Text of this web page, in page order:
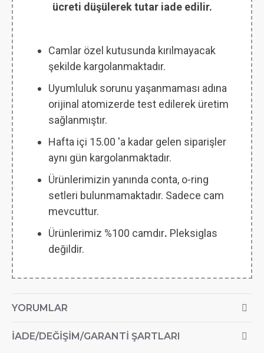
ücreti düşülerek tutar iade edilir.
Camlar özel kutusunda kırılmayacak
şekilde kargolanmaktadır.
Uyumluluk sorunu yaşanmaması adına
orijinal atomizerde test edilerek üretim
sağlanmıştır.
Hafta içi 15.00 'a kadar gelen siparişler
aynı gün kargolanmaktadır.
Ürünlerimizin yanında conta, o-ring
setleri bulunmamaktadır. Sadece cam
mevcuttur.
Ürünlerimiz %100 camdır. Pleksiglas
değildir.
YORUMLAR
İADE/DEĞIŞIM/GARANTI ŞARTLARI